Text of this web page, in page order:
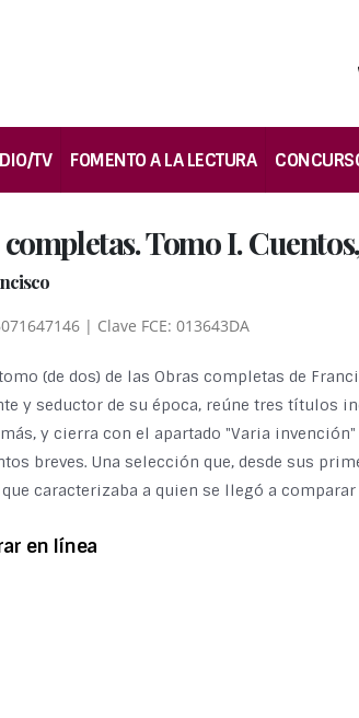
TV FOMENTO A LA LECTURA
Tomo I.
| Clave FCE: 013643DA
(de dos) de las Obras completas de
y seductor de su época, reúne tres títulos
y cierra con el apartado "Varia
breves. Una selección que, desde sus
caracterizaba a quien se llegó a
en línea